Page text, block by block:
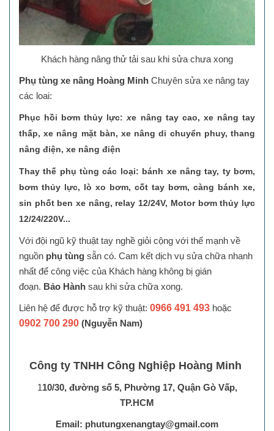
Khách hàng nâng thử tải sau khi sửa chưa xong
Phụ tùng xe nâng Hoàng Minh Chuyên sửa xe nâng tay
các loai:
Phục hồi bơm thủy lực:xe nâng tay cao, xe nâng tay
thấp, xe nâng mặt bàn, xe nâng di chuyển phuy, thang
nâng điện, xe nâng điện
Thay thế phụ tùng các loại: bánh xe nâng tay, ty bơm,
bơm thủy lực, lò xo bơm, cốt tay bơm, càng bánh xe,
sin phốt ben xe nâng, relay 12/24V, Motor bơm thủy lực
12/24/220V...
Với đội ngũ kỹ thuật tay nghề giỏi cộng với thế mạnh về
nguồn phụ tùng sẵn có. Cam kết dịch vụ sửa chữa nhanh
nhất để công việc của Khách hàng không bị gián
đoạn. Bảo Hành sau khi sửa chữa xong.
Liên hệ để được hỗ trợ kỹ thuật: 0966 491 493 hoặc
0902 700 290 (Nguyễn Nam)
Công ty TNHH Công Nghiệp Hoàng Minh
110/30, đường số 5, Phường 17, Quận Gò Vấp,
TP.HCM
Email: phutungxenangtay@gmail.com